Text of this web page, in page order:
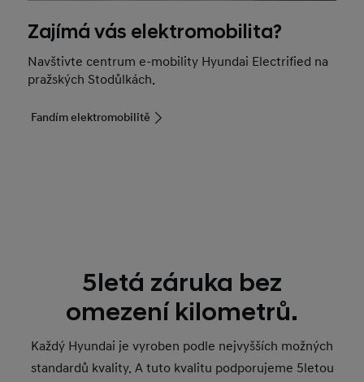
Zajímá vás elektromobilita?
Navštivte centrum e-mobility Hyundai Electrified na
pražských Stodůlkách.
Fandím elektromobilitě
5letá záruka bez
omezení kilometrů.
Každý Hyundai je vyroben podle nejvyšších možných
standardů kvality. A tuto kvalitu podporujeme 5letou